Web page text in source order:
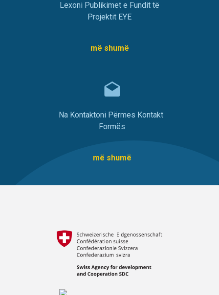
Lexoni Publikimet e Fundit të
Projektit EYE
më shumë
Na Kontaktoni Përmes Kontakt
Formës
më shumë